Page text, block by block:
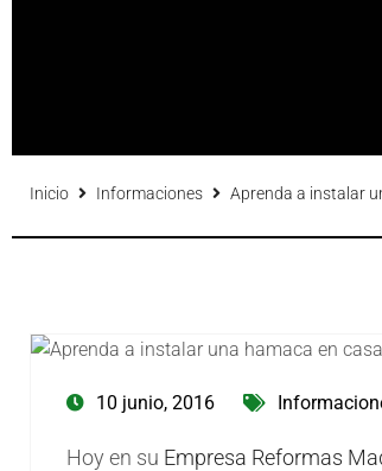
Inicio Informaciones Aprenda a instalar
10 junio, 2016
Hoy en su Empresa Reformas